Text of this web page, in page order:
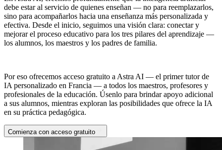
debe estar al servicio de quienes enseñan — no para reemplazarlos,
sino para acompañarlos hacia una enseñanza más personalizada y
efectiva. Desde el inicio, seguimos una visión clara: conectar y
mejorar el proceso educativo para los tres pilares del aprendizaje —
los alumnos, los maestros y los padres de familia.
Por eso ofrecemos acceso gratuito a Astra AI — el primer tutor de
IA personalizado en Francia — a todos los maestros, profesores y
profesionales de la educación. Úsenlo para brindar apoyo adicional
a sus alumnos, mientras exploran las posibilidades que ofrece la IA
en su práctica pedagógica.
Comienza con acceso gratuito